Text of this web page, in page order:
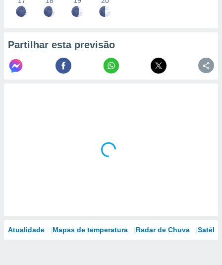
Partilhar esta previsão
Atualidade Mapas de temperatura Radar de Chuva